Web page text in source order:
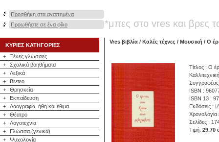
Προσθήκη στα αγαπημένα
Προωθήστε σε ένα φίλο
*μπες στο vres και βρες
ΚΥΡΙΕΣ ΚΑΤΗΓΟΡΙΕΣ
+
Ξένες γλώσσες
+
Σχολικά βοηθήματα
+
Λεξικά
+
Βίντεο
+
Θρησκεία
+
Εκπαίδευση
+
Λαογραφία, ήθη και έθιμα
+
Θέατρο
+
Λογοτεχνία
+
Γλώσσα (γενικά)
+
Ψυχολογία
Vres βιβλία / Καλές τέχνες / Μουσική / Ο
Τίτλος : Ο
ISBN :
ISBN 13 :
Εκδόσεις :
Σελίδες :
Τιμή: 29.70